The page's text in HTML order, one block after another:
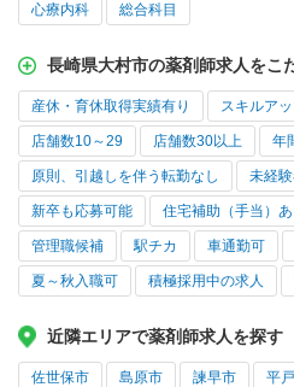
心療内科 総合科目
長崎県大村市の薬剤師求人をこ
産休・育休取得実績有り スキルア
店舗数10～29 店舗数30以上 年
原則、引越しを伴う転勤なし 未経
新卒も応募可能 住宅補助（手当）あ
管理職候補 駅チカ 車通勤可
夏～秋入職可 積極採用中の求人
近隣エリアで薬剤師求人を探す
佐世保市 島原市 諫早市 平